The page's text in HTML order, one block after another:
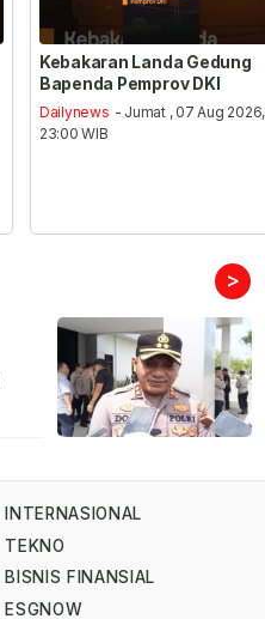
Kebakaran Landa Gedung
Bapenda Pemprov DKI
Dailynews - Jumat , 07 Aug 2026,
23:00 WIB
>
INTERNASIONAL
TEKNO
BISNIS FINANSIAL
ESGNOW